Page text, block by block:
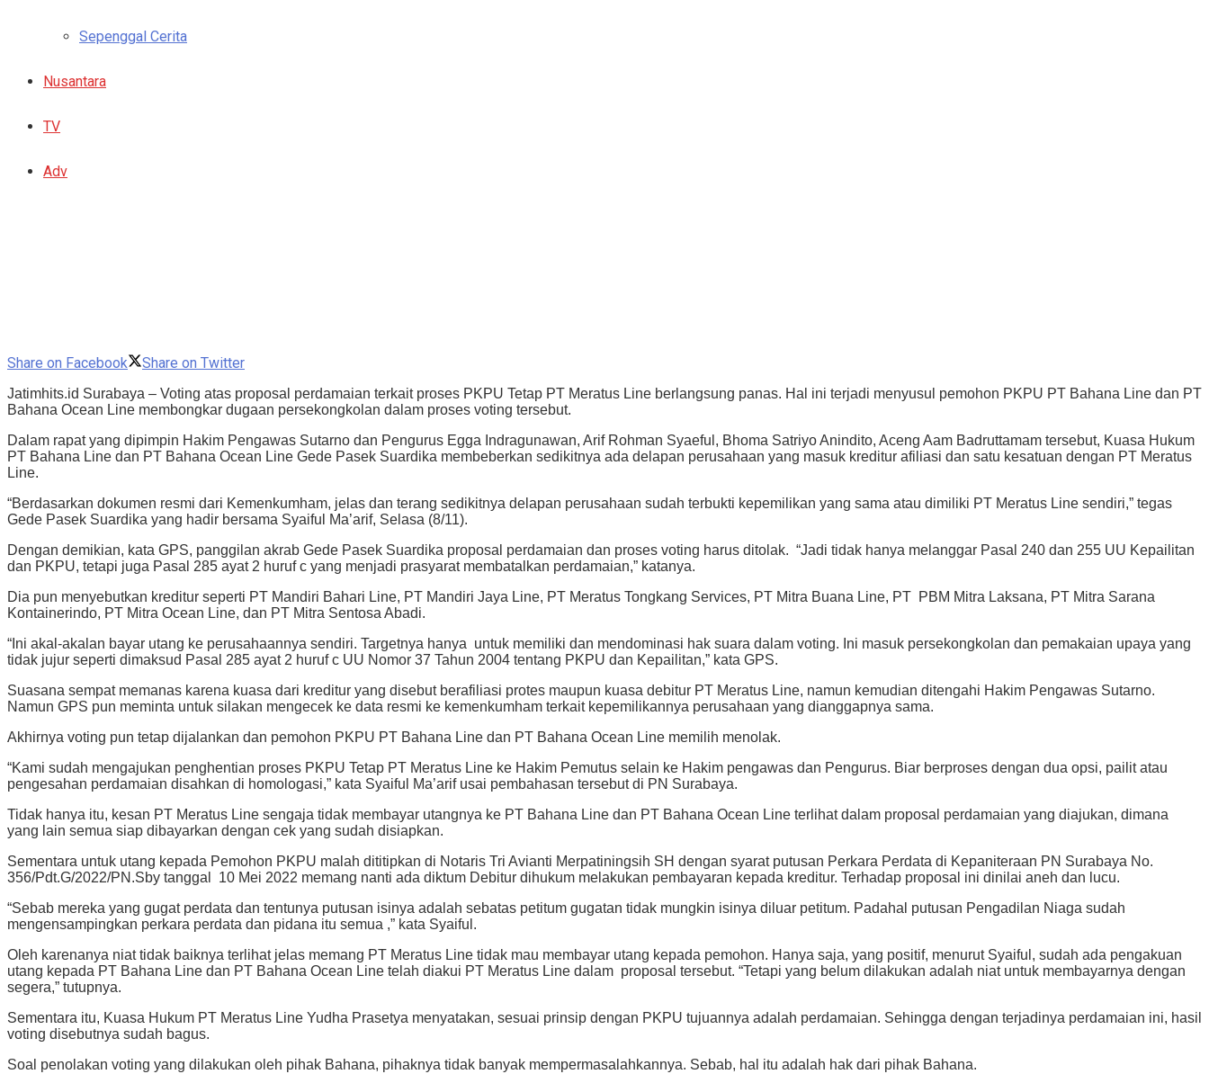
Sepenggal Cerita
Nusantara
TV
Adv
Share on Facebook Share on Twitter
Jatimhits.id Surabaya – Voting atas proposal perdamaian terkait proses PKPU Tetap PT Meratus Line berlangsung panas. Hal ini terjadi menyusul pemohon PKPU PT Bahana Line dan PT
Bahana Ocean Line membongkar dugaan persekongkolan dalam proses voting tersebut.
Dalam rapat yang dipimpin Hakim Pengawas Sutarno dan Pengurus Egga Indragunawan, Arif Rohman Syaeful, Bhoma Satriyo Anindito, Aceng Aam Badruttamam tersebut, Kuasa Hukum
PT Bahana Line dan PT Bahana Ocean Line Gede Pasek Suardika membeberkan sedikitnya ada delapan perusahaan yang masuk kreditur afiliasi dan satu kesatuan dengan PT Meratus
Line.
“Berdasarkan dokumen resmi dari Kemenkumham, jelas dan terang sedikitnya delapan perusahaan sudah terbukti kepemilikan yang sama atau dimiliki PT Meratus Line sendiri,” tegas
Gede Pasek Suardika yang hadir bersama Syaiful Ma’arif, Selasa (8/11).
Dengan demikian, kata GPS, panggilan akrab Gede Pasek Suardika proposal perdamaian dan proses voting harus ditolak. “Jadi tidak hanya melanggar Pasal 240 dan 255 UU Kepailitan
dan PKPU, tetapi juga Pasal 285 ayat 2 huruf c yang menjadi prasyarat membatalkan perdamaian,” katanya.
Dia pun menyebutkan kreditur seperti PT Mandiri Bahari Line, PT Mandiri Jaya Line, PT Meratus Tongkang Services, PT Mitra Buana Line, PT PBM Mitra Laksana, PT Mitra Sarana
Kontainerindo, PT Mitra Ocean Line, dan PT Mitra Sentosa Abadi.
“Ini akal-akalan bayar utang ke perusahaannya sendiri. Targetnya hanya untuk memiliki dan mendominasi hak suara dalam voting. Ini masuk persekongkolan dan pemakaian upaya yang
tidak jujur seperti dimaksud Pasal 285 ayat 2 huruf c UU Nomor 37 Tahun 2004 tentang PKPU dan Kepailitan,” kata GPS.
Suasana sempat memanas karena kuasa dari kreditur yang disebut berafiliasi protes maupun kuasa debitur PT Meratus Line, namun kemudian ditengahi Hakim Pengawas Sutarno.
Namun GPS pun meminta untuk silakan mengecek ke data resmi ke kemenkumham terkait kepemilikannya perusahaan yang dianggapnya sama.
Akhirnya voting pun tetap dijalankan dan pemohon PKPU PT Bahana Line dan PT Bahana Ocean Line memilih menolak.
“Kami sudah mengajukan penghentian proses PKPU Tetap PT Meratus Line ke Hakim Pemutus selain ke Hakim pengawas dan Pengurus. Biar berproses dengan dua opsi, pailit atau
pengesahan perdamaian disahkan di homologasi,” kata Syaiful Ma’arif usai pembahasan tersebut di PN Surabaya.
Tidak hanya itu, kesan PT Meratus Line sengaja tidak membayar utangnya ke PT Bahana Line dan PT Bahana Ocean Line terlihat dalam proposal perdamaian yang diajukan, dimana
yang lain semua siap dibayarkan dengan cek yang sudah disiapkan.
Sementara untuk utang kepada Pemohon PKPU malah dititipkan di Notaris Tri Avianti Merpatiningsih SH dengan syarat putusan Perkara Perdata di Kepaniteraan PN Surabaya No.
356/Pdt.G/2022/PN.Sby tanggal 10 Mei 2022 memang nanti ada diktum Debitur dihukum melakukan pembayaran kepada kreditur. Terhadap proposal ini dinilai aneh dan lucu.
“Sebab mereka yang gugat perdata dan tentunya putusan isinya adalah sebatas petitum gugatan tidak mungkin isinya diluar petitum. Padahal putusan Pengadilan Niaga sudah
mengensampingkan perkara perdata dan pidana itu semua ,” kata Syaiful.
Oleh karenanya niat tidak baiknya terlihat jelas memang PT Meratus Line tidak mau membayar utang kepada pemohon. Hanya saja, yang positif, menurut Syaiful, sudah ada pengakuan
utang kepada PT Bahana Line dan PT Bahana Ocean Line telah diakui PT Meratus Line dalam proposal tersebut. “Tetapi yang belum dilakukan adalah niat untuk membayarnya dengan
segera,” tutupnya.
Sementara itu, Kuasa Hukum PT Meratus Line Yudha Prasetya menyatakan, sesuai prinsip dengan PKPU tujuannya adalah perdamaian. Sehingga dengan terjadinya perdamaian ini, hasil
voting disebutnya sudah bagus.
Soal penolakan voting yang dilakukan oleh pihak Bahana, pihaknya tidak banyak mempermasalahkannya. Sebab, hal itu adalah hak dari pihak Bahana.